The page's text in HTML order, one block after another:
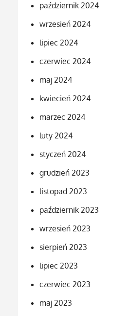
październik 2024
wrzesień 2024
lipiec 2024
czerwiec 2024
maj 2024
kwiecień 2024
marzec 2024
luty 2024
styczeń 2024
grudzień 2023
listopad 2023
październik 2023
wrzesień 2023
sierpień 2023
lipiec 2023
czerwiec 2023
maj 2023